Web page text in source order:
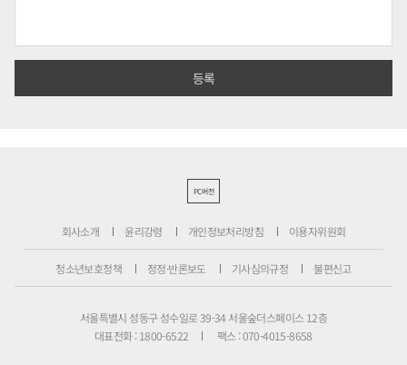
PC버전
회사소개 윤리강령 개인정보처리방침 이용자위원회
청소년보호정책 정정·반론보도 기사심의규정 불편신고
서울특별시 성동구 성수일로 39-34 서울숲더스페이스 12층
대표전화 : 1800-6522
팩스 : 070-4015-8658